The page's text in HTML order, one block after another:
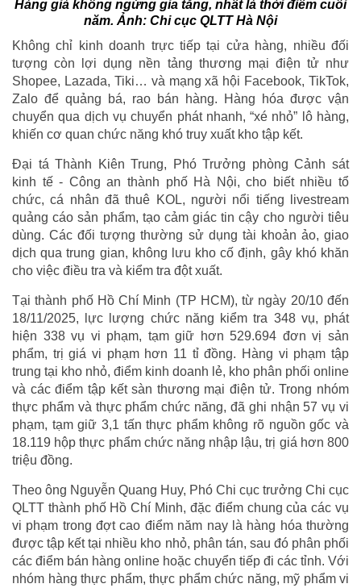
Hàng giả không ngừng gia tăng, nhất là thời điểm cuối
năm. Ảnh: Chi cục QLTT Hà Nội
Không chỉ kinh doanh trực tiếp tại cửa hàng, nhiều đối
tượng còn lợi dụng nền tảng thương mại điện tử như
Shopee, Lazada, Tiki… và mạng xã hội Facebook, TikTok,
Zalo để quảng bá, rao bán hàng. Hàng hóa được vận
chuyển qua dịch vụ chuyển phát nhanh, “xé nhỏ” lô hàng,
khiến cơ quan chức năng khó truy xuất kho tập kết.
Đại tá Thành Kiên Trung, Phó Trưởng phòng Cảnh sát
kinh tế - Công an thành phố Hà Nội, cho biết nhiều tổ
chức, cá nhân đã thuê KOL, người nổi tiếng livestream
quảng cáo sản phẩm, tạo cảm giác tin cậy cho người tiêu
dùng. Các đối tượng thường sử dụng tài khoản ảo, giao
dịch qua trung gian, không lưu kho cố định, gây khó khăn
cho việc điều tra và kiểm tra đột xuất.
Tại thành phố Hồ Chí Minh (TP HCM), từ ngày 20/10 đến
18/11/2025, lực lượng chức năng kiểm tra 348 vụ, phát
hiện 338 vụ vi phạm, tạm giữ hơn 529.694 đơn vị sản
phẩm, trị giá vi phạm hơn 11 tỉ đồng. Hàng vi phạm tập
trung tại kho nhỏ, điểm kinh doanh lẻ, kho phân phối online
và các điểm tập kết sàn thương mại điện tử. Trong nhóm
thực phẩm và thực phẩm chức năng, đã ghi nhận 57 vụ vi
phạm, tạm giữ 3,1 tấn thực phẩm không rõ nguồn gốc và
18.119 hộp thực phẩm chức năng nhập lậu, trị giá hơn 800
triệu đồng.
Theo ông Nguyễn Quang Huy, Phó Chi cục trưởng Chi cục
QLTT thành phố Hồ Chí Minh, đặc điểm chung của các vụ
vi phạm trong đợt cao điểm năm nay là hàng hóa thường
được tập kết tại nhiều kho nhỏ, phân tán, sau đó phân phối
các điểm bán hàng online hoặc chuyển tiếp đi các tỉnh. Với
nhóm hàng thực phẩm, thực phẩm chức năng, mỹ phẩm vi